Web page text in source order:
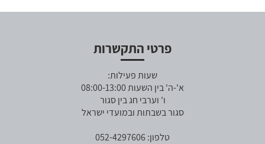
פרטי התקשרות
שעות פעילות:
א'-ה' בין השעות 08:00-13:00
ו' וערבי חג בין סגור
סגור בשבתות ובמועדי ישראל
טלפון: 052-4297606